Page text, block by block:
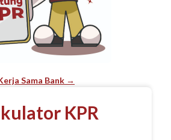
Sama Bank →
KPR